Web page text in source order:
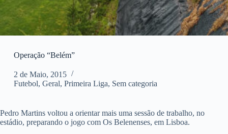
Operação “Belém”
2 de Maio, 2015
Futebol, Geral, Primeira Liga, Sem categoria
Pedro Martins voltou a orientar mais uma sessão de trabalho, no
estádio, preparando o jogo com Os Belenenses, em Lisboa.